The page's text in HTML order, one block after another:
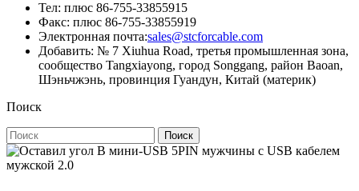
Тел: плюс 86-755-33855915
Факс: плюс 86-755-33855919
Электронная почта:sales@stcforcable.com
Добавить: № 7 Xiuhua Road, третья промышленная зона,
сообщество Tangxiayong, город Songgang, район Baoan,
Шэньчжэнь, провинция Гуандун, Китай (материк)
Поиск
Поиск